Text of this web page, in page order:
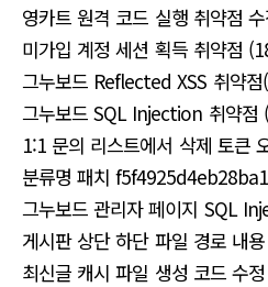
영카트 원격 코드 실행 취약점
미가입 계정 세션 획득 취약점
그누보드 Reflected XSS 취약
그누보드 SQL Injection 취약점
1:1 문의 리스트에서 삭제 토큰
분류명 패치
그누보드 관리자 페이지 SQL
게시판 상단 하단 파일 경로 내
최신글 캐시 파일 생성 코드 수정